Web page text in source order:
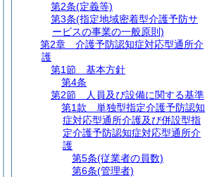
第2条(定義等)
第3条(指定地域密着型介護予防サ
ービスの事業の一般原則)
第2章
介護予防認知症対応型通所介
護
第1節
基本方針
第4条
第2節
人員及び設備に関する基準
第1款
単独型指定介護予防認知
症対応型通所介護及び併設型指
定介護予防認知症対応型通所介
護
第5条(従業者の員数)
第6条(管理者)